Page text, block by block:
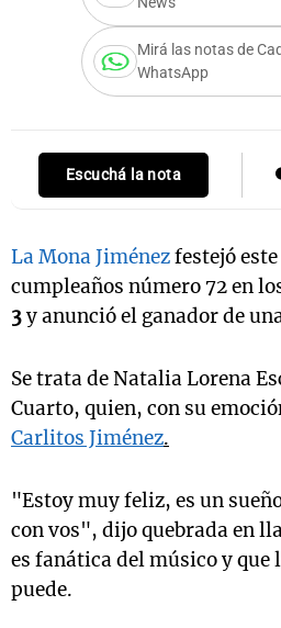
Mirá las notas de
WhatsApp
Escuchá la nota
La Mona Jiménezfestejó
cumpleaños número 72 en
3y anunció el ganador de
Se trata de Natalia Lorena
Cuarto, quien, con su
Carlitos Jiménez.
"Estoy muy feliz, es un
con vos", dijo quebrada en
es fanática del músico y que
puede.